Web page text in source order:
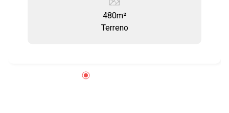
padrão, com excelente infraestrutura, sistema
de segurança monitorado, ronda e portaria 24
com bar; - Salão de festas; - Salão de jogos; -
480m²
Terreno